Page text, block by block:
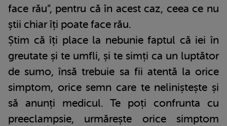
face rău”, pentru că în acest caz, ceea ce nu
știi chiar îți poate face rău.
Știm că îți place la nebunie faptul că iei în
greutate și te umfli, și te simți ca un luptător
de sumo, însă trebuie sa fii atentă la orice
simptom, orice semn care te neliniștește și
să anunți medicul. Te poți confrunta cu
preeclampsie, urmărește orice simptom